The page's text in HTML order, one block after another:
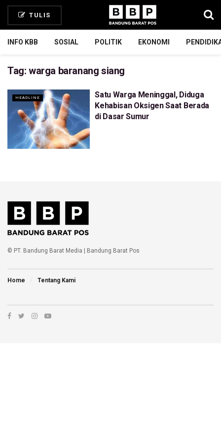
TULIS
INFO KBB SOSIAL POLITIK EKONOMI
Tag: warga baranang siang
HEADLINE
Satu Warga Meninggal, Diduga
Kehabisan Oksigen Saat Berada
di Dasar Sumur
© PT. Bandung Barat Media | Bandung Barat Pos
Home Tentang Kami